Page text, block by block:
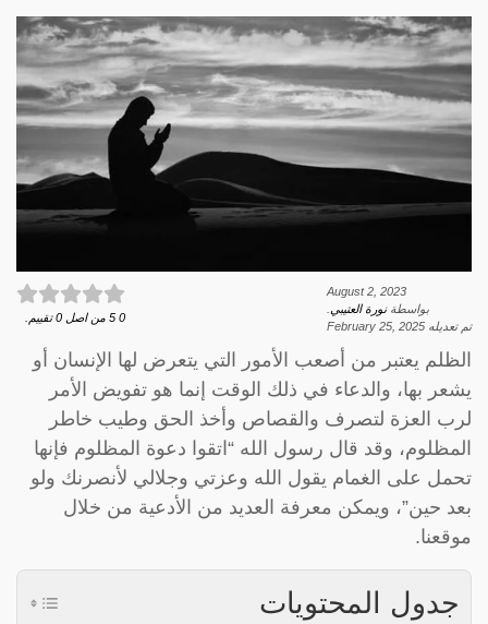
August 2, 2023
بواسطةنورة العتيبي
تم تعديله February 25, 2025
0
5 من اصل 0 تقييم.
الظلم يعتبر من أصعب الأمور التي يتعرض لها الإنسان أو
يشعر بها، والدعاء في ذلك الوقت إنما هو تفويض الأمر
لرب العزة لتصرف والقصاص وأخذ الحق وطيب خاطر
المظلوم، وقد قال رسول الله “اتقوا دعوة المظلوم فإنها
تحمل على الغمام يقول الله وعزتي وجلالي لأنصرنك ولو
بعد حين”، ويمكن معرفة العديد من الأدعية من خلال
موقعنا.
جدول المحتويات